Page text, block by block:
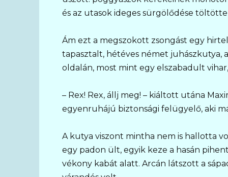
és az utasok ideges sürgölődése
Ám ezt a megszokott zsongást egy
tapasztalt, hétéves német juhászkutya,
oldalán, most mint egy elszabadult
– Rex! Rex, állj meg! – kiáltott utána
egyenruhájú biztonsági felügyelő, aki
A kutya viszont mintha nem is hallotta
egy padon ült, egyik keze a hasán
vékony kabát alatt. Arcán látszott a